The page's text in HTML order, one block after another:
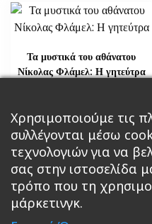
Τα μυστικά του αθάνατου
Νίκολας Φλάμελ: Η γητεύτρα
Διαβάστε περισσότερα
Χρησιμοποιούμε τις
συλλέγονται μέσω
τεχνολογιών για να
σας στην ιστοσελίδα
τρόπο που τη
μάρκετινγκ.